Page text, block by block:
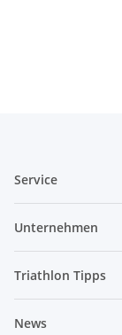
Service
Unternehmen
Triathlon Tipps
News